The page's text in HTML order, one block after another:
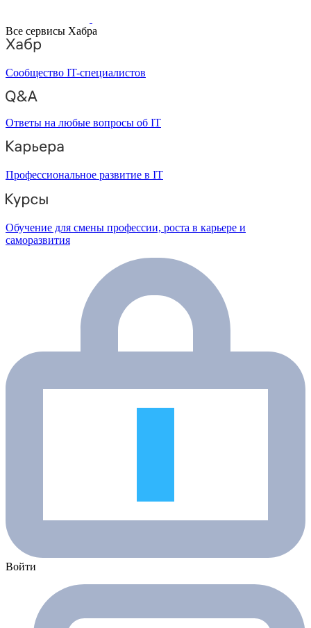
Все сервисы Хабра
Сообщество IT-специалистов
Ответы на любые вопросы об IT
Профессиональное развитие в IT
Обучение для смены профессии, роста в карьере и
саморазвития
Войти